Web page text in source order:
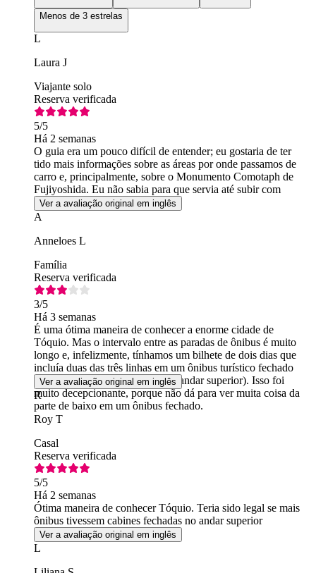
Menos de 3 estrelas
L
Laura J
Viajante solo
Reserva verificada
5/5
Há 2 semanas
O guia era um pouco difícil de entender; eu gostaria de ter
tido mais informações sobre as áreas por onde passamos de
carro e, principalmente, sobre o Monumento Comotaph de
Fujiyoshida. Eu não sabia para que servia até subir com
dificuldade a colina e ler a placa.
Ver a avaliação original em inglês
A
Anneloes L
Família
Reserva verificada
3/5
Há 3 semanas
É uma ótima maneira de conhecer a enorme cidade de
Tóquio. Mas o intervalo entre as paradas de ônibus é muito
longo e, infelizmente, tínhamos um bilhete de dois dias que
incluía duas das três linhas em um ônibus turístico fechado
(ou seja, sem ônibus aberto com andar superior). Isso foi
muito decepcionante, porque não dá para ver muita coisa da
parte de baixo em um ônibus fechado.
Ver a avaliação original em inglês
R
Roy T
Casal
Reserva verificada
5/5
Há 2 semanas
Ótima maneira de conhecer Tóquio. Teria sido legal se mais
ônibus tivessem cabines fechadas no andar superior
Ver a avaliação original em inglês
L